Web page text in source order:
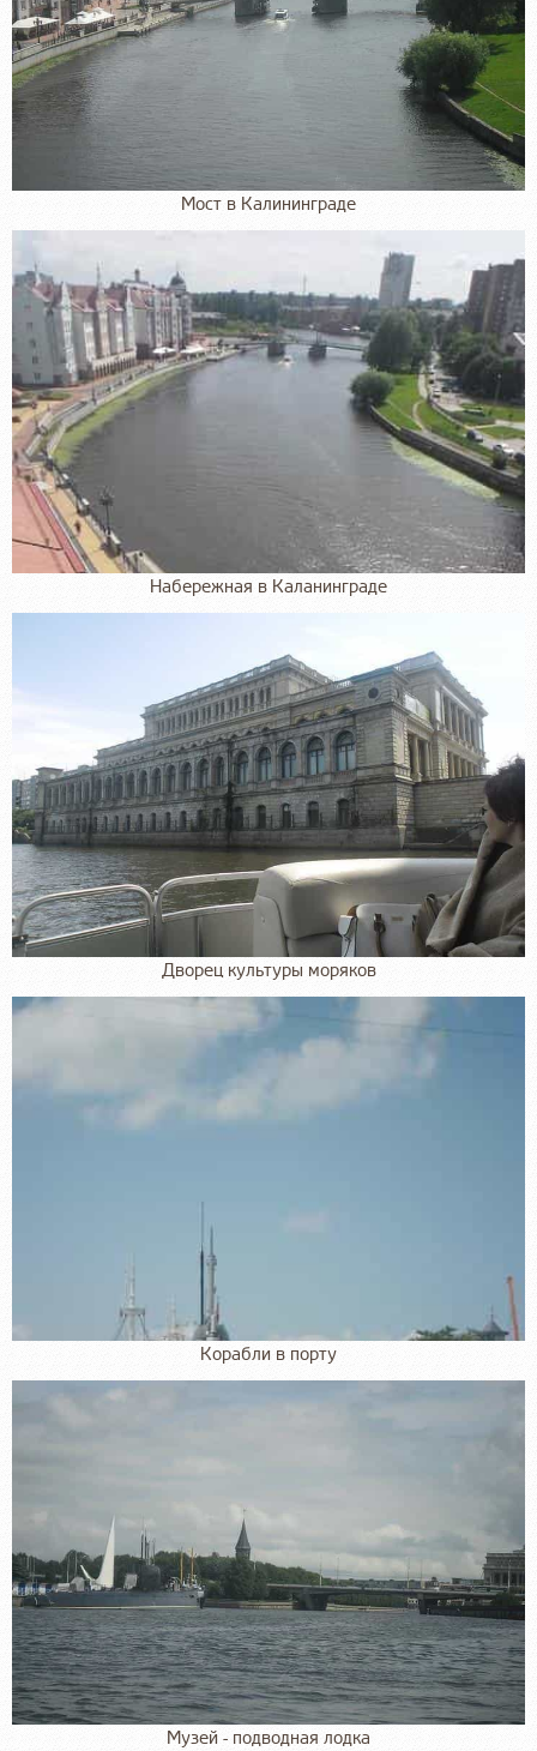
Мост в Калининграде
Набережная в Каланинграде
Дворец культуры моряков
Корабли в порту
Музей - подводная лодка